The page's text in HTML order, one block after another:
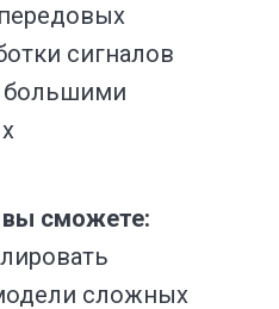
сигналов
большими
вы сможете:
сложных